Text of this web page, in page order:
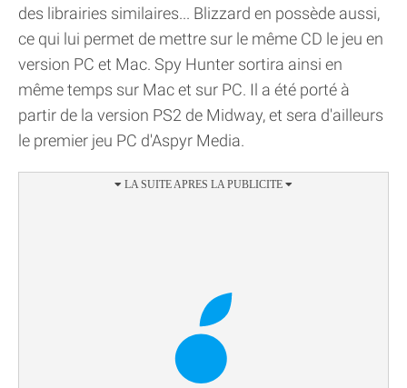
des librairies similaires... Blizzard en possède aussi,
ce qui lui permet de mettre sur le même CD le jeu en
version PC et Mac. Spy Hunter sortira ainsi en
même temps sur Mac et sur PC. Il a été porté à
partir de la version PS2 de Midway, et sera d'ailleurs
le premier jeu PC d'Aspyr Media.